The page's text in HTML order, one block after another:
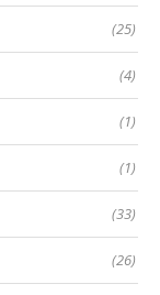
(25)
(4)
(1)
(1)
(33)
(26)